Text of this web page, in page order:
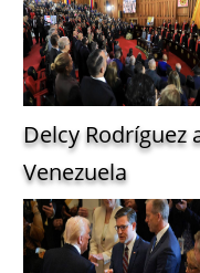
Delcy Rodríguez
Venezuela